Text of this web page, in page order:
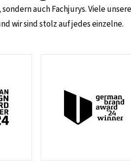
auch Fachjurys. Viele
wir sind stolz auf jedes einzelne.